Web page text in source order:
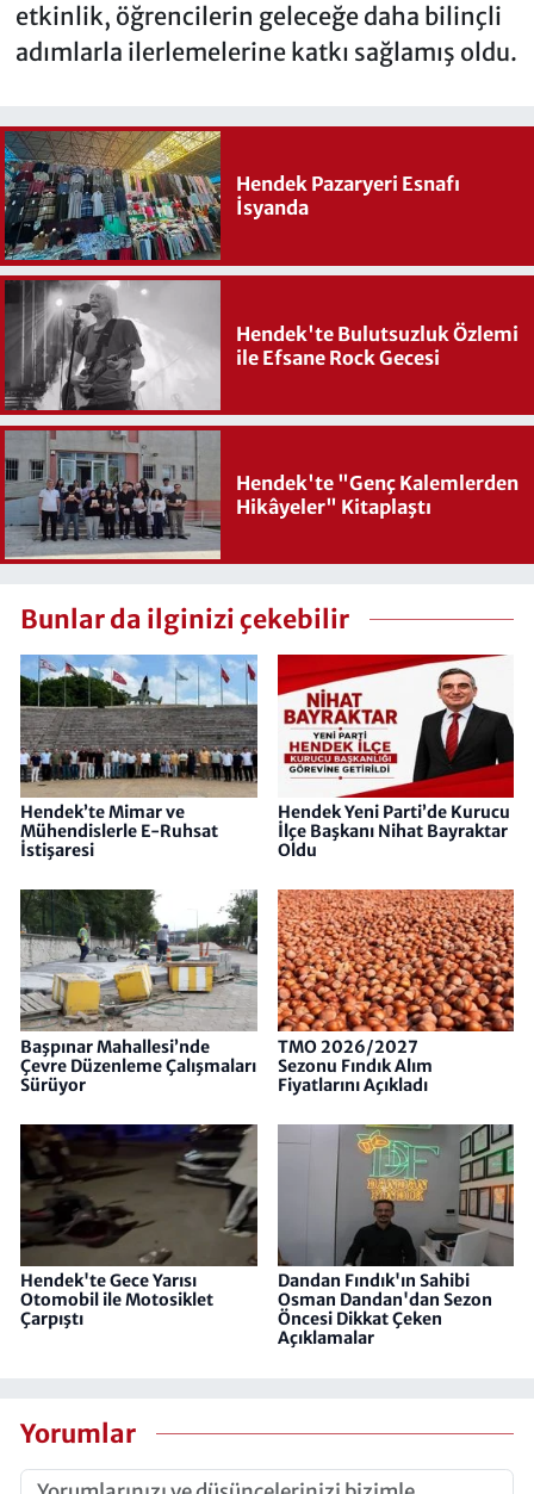
etkinlik, öğrencilerin geleceğe daha bilinçli
adımlarla ilerlemelerine katkı sağlamış oldu.
Hendek Pazaryeri Esnafı
İsyanda
Hendek'te Bulutsuzluk Özlemi
ile Efsane Rock Gecesi
Hendek'te "Genç Kalemlerden
Hikâyeler" Kitaplaştı
Bunlar da ilginizi çekebilir
Hendek’te Mimar ve
Mühendislerle E-Ruhsat
İstişaresi
Hendek Yeni Parti’de Kurucu
İlçe Başkanı Nihat Bayraktar
Oldu
Başpınar Mahallesi’nde
Çevre Düzenleme Çalışmaları
Sürüyor
TMO 2026/2027
Sezonu Fındık Alım
Fiyatlarını Açıkladı
Hendek'te Gece Yarısı
Otomobil ile Motosiklet
Çarpıştı
Dandan Fındık'ın Sahibi
Osman Dandan'dan Sezon
Öncesi Dikkat Çeken
Açıklamalar
Yorumlar